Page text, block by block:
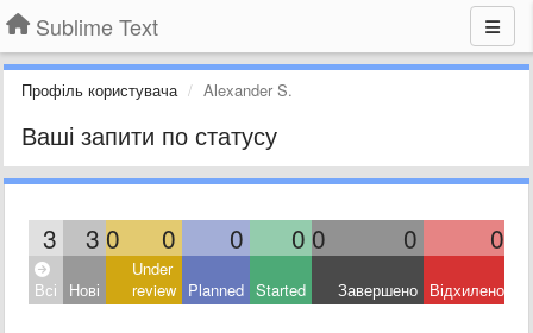
Sublime Text
Профіль користувача Alexander S.
Ваші запити по статусу
3 3 0 0 0 0 0 0 0
Всі Нові
Under
review Planned Started Завершено Відхилено